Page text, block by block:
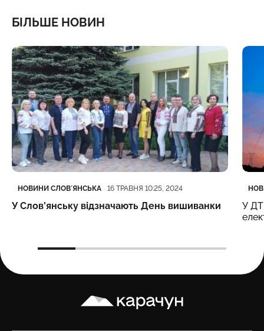
БІЛЬШЕ НОВИН
Категорія
НОВИНИ СЛОВʼЯНСЬКА
Дата публікації 16 ТРАВНЯ 10:25, 2024
У Слов’янську відзначають День вишиванки
У
Карачун